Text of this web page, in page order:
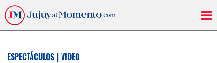
ESPECTÁCULOS | VIDEO